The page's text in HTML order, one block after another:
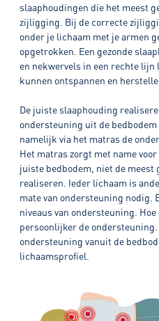
slaaphoudingen die het meest
zijligging. Bij de correcte
onder je lichaam met je armen
opgetrokken. Een gezonde
en nekwervels in een rechte
kunnen ontspannen en
De juiste slaaphouding
ondersteuning uit de bedbodem
namelijk via het matras de
Het matras zorgt met name
juiste bedbodem, niet de meest
realiseren. Ieder lichaam is
mate van ondersteuning nodig.
niveaus van ondersteuning.
persoonlijker de ondersteuning.
ondersteuning vanuit de
lichaamsprofiel.